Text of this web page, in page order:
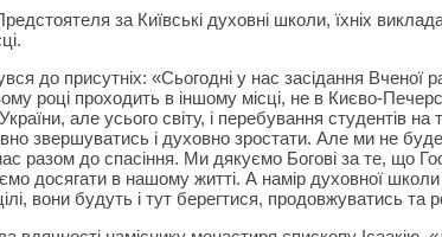
за Київські духовні школи, їхніх
до присутніх: «Сьогодні у нас засідання Вченої
році проходить в іншому місці, не в Києво-
але усього світу, і перебування студентів на
звершуватись і духовно зростати. Але ми не
разом до спасіння. Ми дякуємо Богові за те, що
досягати в нашому житті. А намір духовної
вони будуть і тут берегтися, продовжуватись та